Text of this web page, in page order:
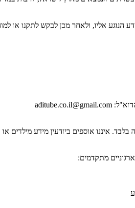
הנוגע אליו, ולאחר מכן לבקש לתקנו או
aditube.co.il@gmail.com
מתקדמים: